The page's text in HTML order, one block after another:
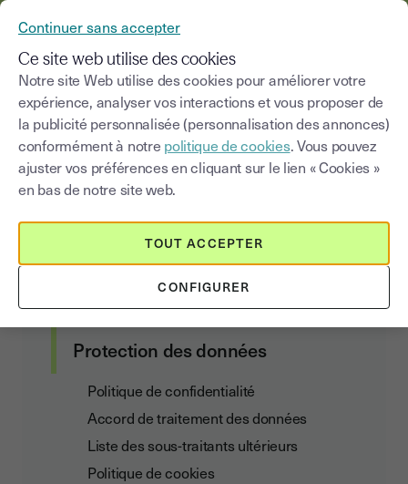
Politique deconfidentialité
Conditions Générales d’Abonnement et
d’Utilisation
Data Act Addendum
Protection des données
Politique de confidentialité
Accord de traitement des données
Liste des sous-traitants ultérieurs
Politique de cookies
Continuer sans accepter
Ce site web utilise des cookies
Notre site Web utilise des cookies pour améliorer votre
expérience, analyser vos interactions et vous proposer de
la publicité personnalisée (personnalisation des annonces)
conformément à notre politique de cookies. Vous pouvez
ajuster vos préférences en cliquant sur le lien « Cookies »
en bas de notre site web.
CONFIGURER
TOUT ACCEPTER